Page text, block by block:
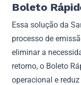
Boleto
Essa solução da
processo de
eliminar a
retorno, o Boleto
operacional e